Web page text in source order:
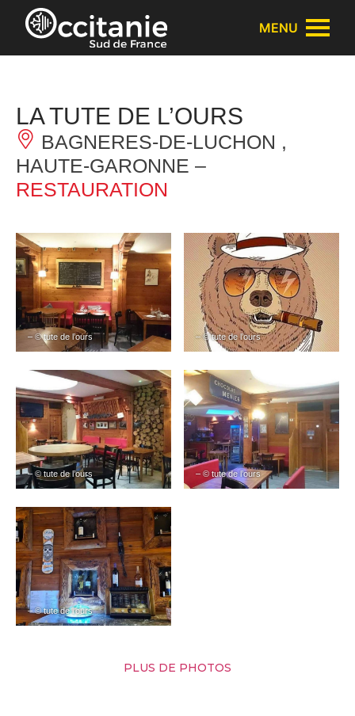
Panneau de gestion des cookies
MENU
LA TUTE DE L’OURS
BAGNERES-DE-LUCHON ,
HAUTE-GARONNE –
RESTAURATION
– © tute de l’ours – © tute de l’ours
– © tute de l’ours – © tute de l’ours
– © tute de l’ours
PLUS DE PHOTOS